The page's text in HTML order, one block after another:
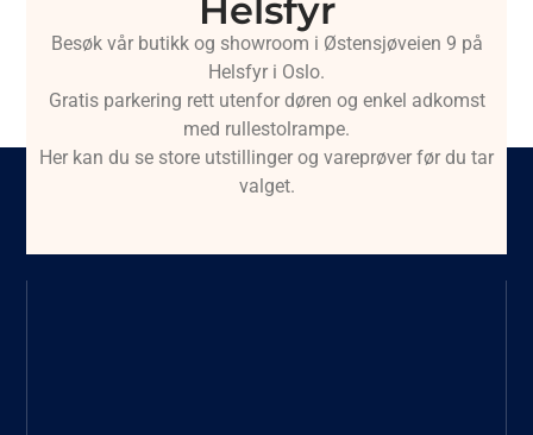
Helsfyr
Besøk vår butikk og showroom i Østensjøveien 9 på
Helsfyr i Oslo.
Gratis parkering rett utenfor døren og enkel adkomst
med rullestolrampe.
Her kan du se store utstillinger og vareprøver før du tar
valget.